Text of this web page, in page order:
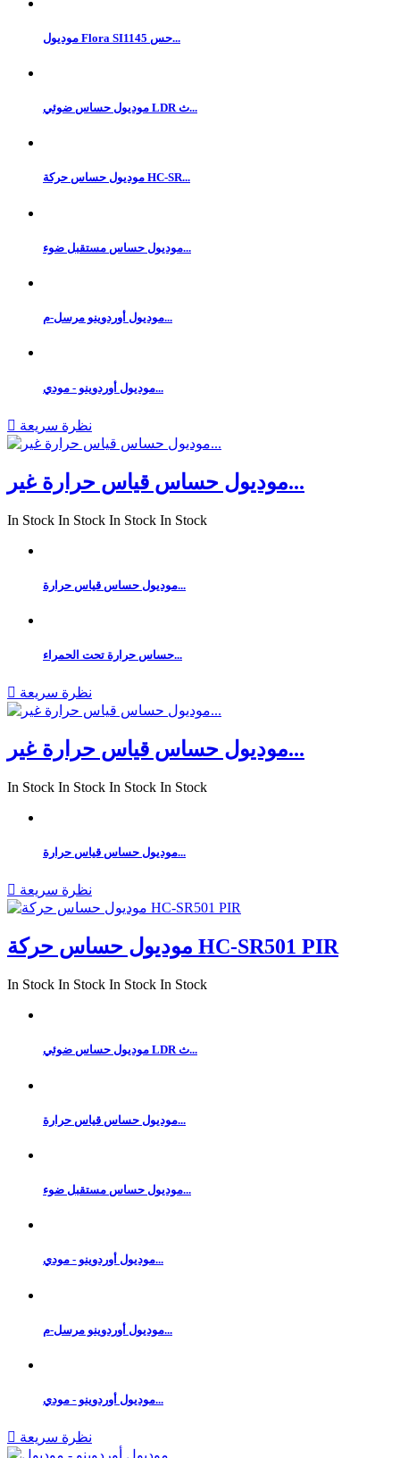
موديول Flora SI1145 حس...
موديول حساس ضوئي LDR ث...
موديول حساس حركة HC-SR...
موديول حساس مستقبل ضوء...
موديول أوردوينو مرسل-م...
موديول أوردوينو - مودي...
 نظرة سريعة
موديول حساس قياس حرارة غير...
In Stock In Stock In Stock In Stock
موديول حساس قياس حرارة...
حساس حرارة تحت الحمراء...
 نظرة سريعة
موديول حساس قياس حرارة غير...
In Stock In Stock In Stock In Stock
موديول حساس قياس حرارة...
 نظرة سريعة
موديول حساس حركة HC-SR501 PIR
In Stock In Stock In Stock In Stock
موديول حساس ضوئي LDR ث...
موديول حساس قياس حرارة...
موديول حساس مستقبل ضوء...
موديول أوردوينو - مودي...
موديول أوردوينو مرسل-م...
موديول أوردوينو - مودي...
 نظرة سريعة